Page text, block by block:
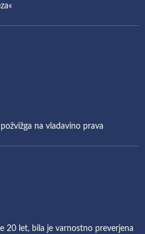
na vladavino prava
20 let, bila je varnostno preverjena